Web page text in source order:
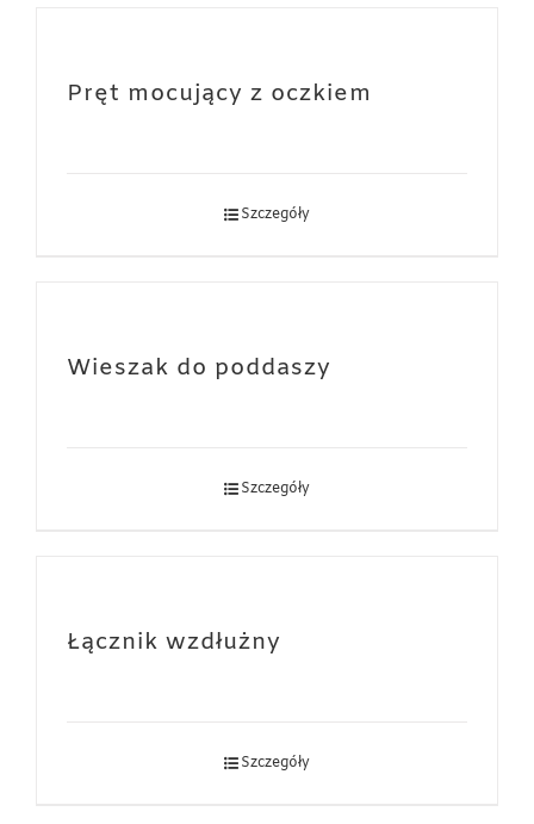
Pręt mocujący z oczkiem
Szczegóły
Wieszak do poddaszy
Szczegóły
Łącznik wzdłużny
Szczegóły